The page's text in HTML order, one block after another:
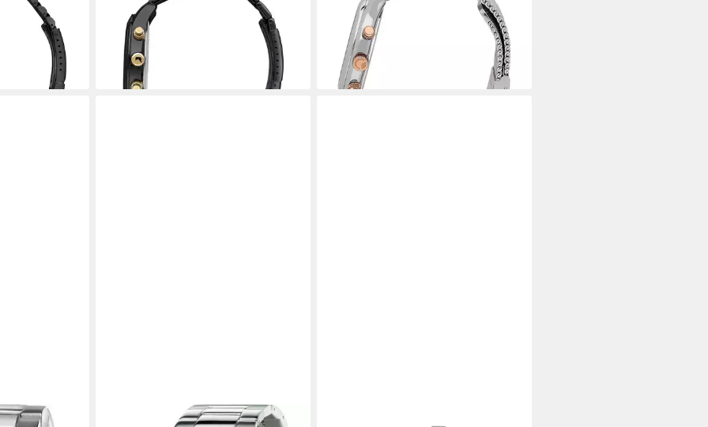
Armbanduhr Multifunkt
179,00 €
in 2-3 Werktagen bei dir
Armbanduhr Multifunkt
139,00 €
in 2-3 Werktagen bei dir